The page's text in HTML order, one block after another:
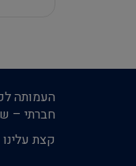
העמותה
חברתי –
קצת עלינו